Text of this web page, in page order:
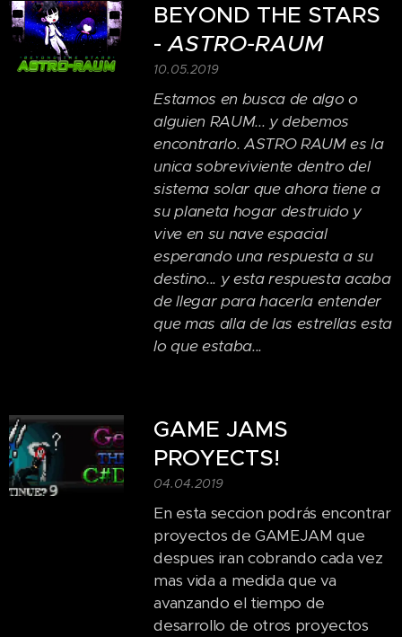
BEYOND THE STARS
-ASTRO-RAUM
10.05.2019
Estamos en busca de algo o
alguien RAUM... y debemos
encontrarlo. ASTRO RAUM es la
unica sobreviviente dentro del
sistema solar que ahora tiene a
su planeta hogar destruido y
vive en su nave espacial
esperando una respuesta a su
destino... y esta respuesta acaba
de llegar para hacerla entender
que mas alla de las estrellas esta
lo que estaba...
GAME JAMS
PROYECTS!
04.04.2019
En esta seccion podrás encontrar
proyectos de GAMEJAM que
despues iran cobrando cada vez
mas vida a medida que va
avanzando el tiempo de
desarrollo de otros proyectos